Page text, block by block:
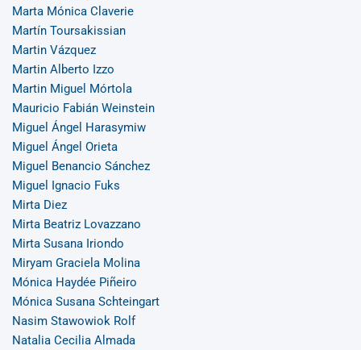
Marta Mónica Claverie
Martín Toursakissian
Martin Vázquez
Martin Alberto Izzo
Martin Miguel Mórtola
Mauricio Fabián Weinstein
Miguel Ángel Harasymiw
Miguel Ángel Orieta
Miguel Benancio Sánchez
Miguel Ignacio Fuks
Mirta Diez
Mirta Beatriz Lovazzano
Mirta Susana Iriondo
Miryam Graciela Molina
Mónica Haydée Piñeiro
Mónica Susana Schteingart
Nasim Stawowiok Rolf
Natalia Cecilia Almada